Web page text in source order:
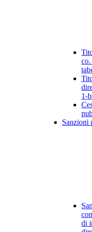
co.
1-
Sanzioni
di